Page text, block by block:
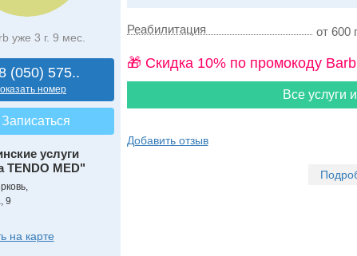
уже 3 г. 9 мес.
(050) 575..
номер
услуги
TENDO MED"
9
на карте
Реабилитация от 600
🎁 Cкидка 10% по промокоду Barb
Все услуги
Добавить отзыв